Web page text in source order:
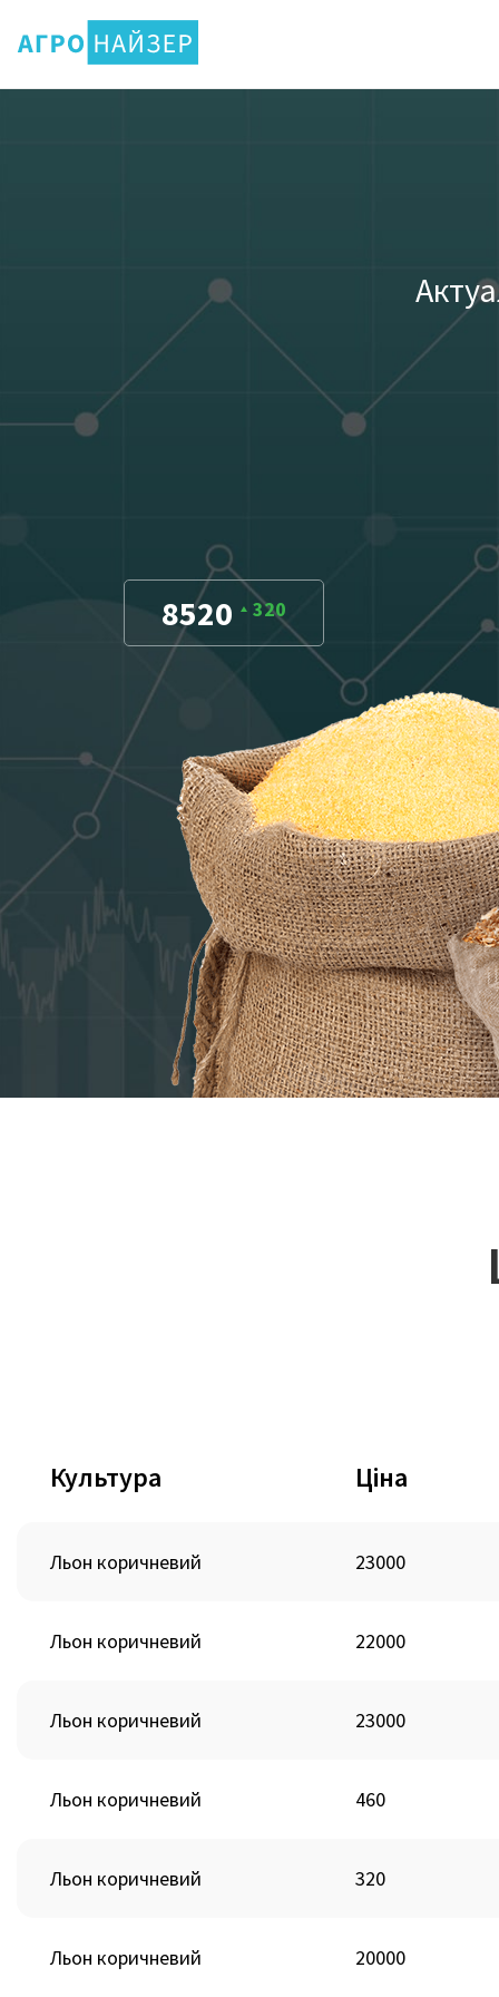
8520 320
Культура Ціна
Льон коричневий 23000
Льон коричневий 22000
Льон коричневий 23000
Льон коричневий 460
Льон коричневий 320
Льон коричневий 20000